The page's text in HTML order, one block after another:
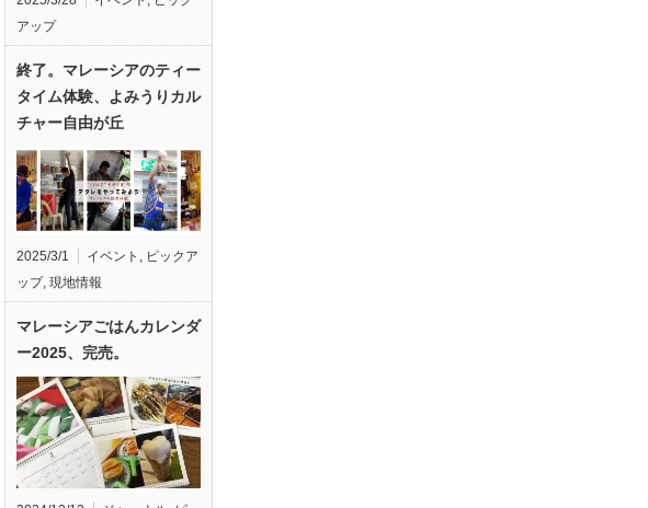
アップ
終了。マレーシアのティー
タイム体験、よみうりカル
チャー自由が丘
2025/3/1 イベント , ピックア
ップ, 現地情報
マレーシアごはんカレンダ
ー2025、完売。